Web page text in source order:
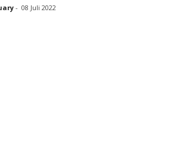
- 08 Juli 2022